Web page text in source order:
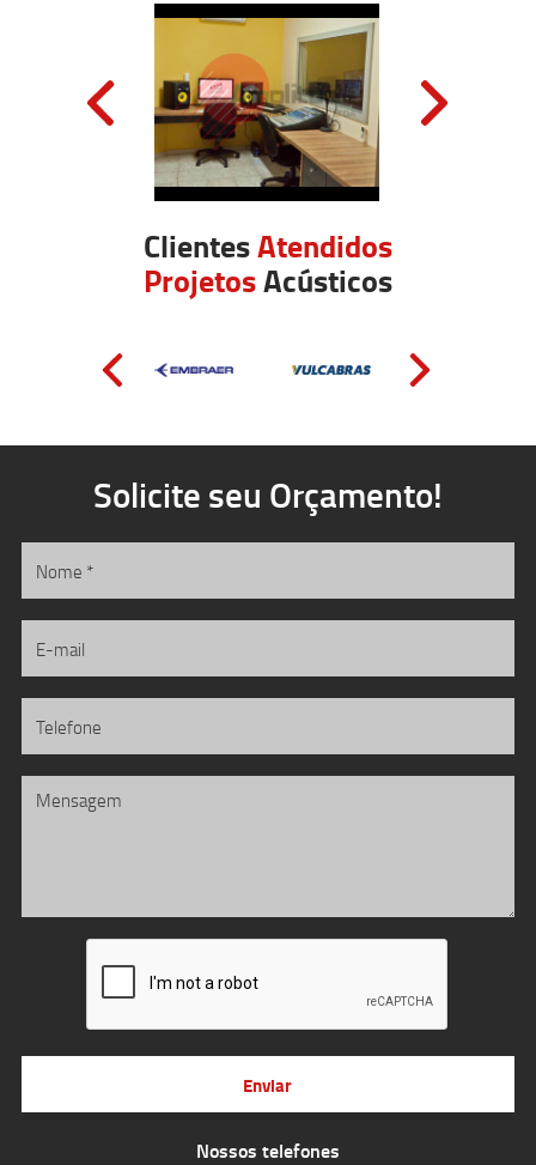
ClientesAtendidos
ProjetosAcústicos
Nossos telefones
Solicite seu Orçamento!
Enviar